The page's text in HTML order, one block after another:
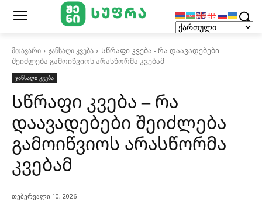
მთავარი ჯანსაღი კვება
Სწრაფი კვება - რა დაავადებები
შეიძლება გამოიწვიოს არასწორმა კვებამ
ჯანსაღი კვება
Სწრაფი კვება – რა
დაავადებები შეიძლება
გამოიწვიოს არასწორმა
კვებამ
თებერვალი 10, 2026